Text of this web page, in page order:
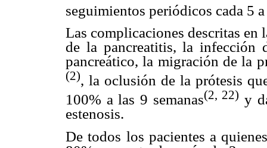
seguimientos periódicos cada 5 a
Las complicaciones descritas en
de la pancreatitis, la infección
pancreático, la migración de la
(2), la oclusión de la prótesis
100% a las 9 semanas(2, 22) y
estenosis.
De todos los pacientes a